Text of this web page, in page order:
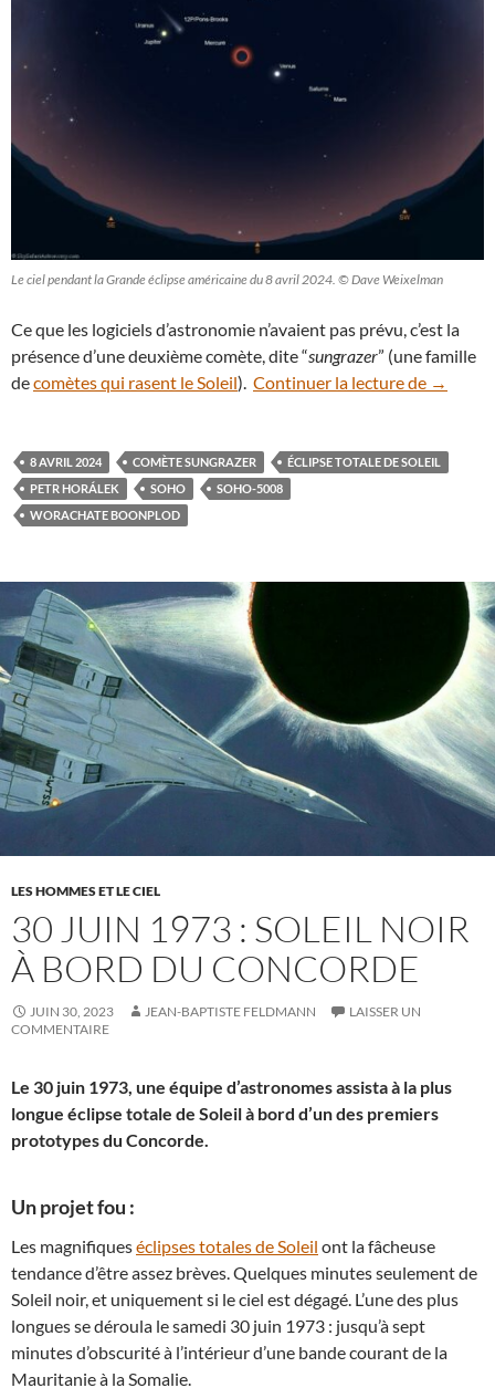
Le ciel pendant la Grande éclipse américaine du 8 avril 2024. © Dave Weixelman
Ce que les logiciels d’astronomie n’avaient pas prévu, c’est la
présence d’une deuxième comète, dite “sungrazer” (une famille
decomètes qui rasent le Soleil). Continuer la lecture de Une
→
8 AVRIL 2024 COMÈTE SUNGRAZER
ÉCLIPSE TOTALE DE SOLEIL
PETR HORÁLEK
SOHO
SOHO-5008
WORACHATE BOONPLOD
LES HOMMES ET LE CIEL
30 JUIN 1973 : SOLEIL NOIR
À BORD DU CONCORDE
JUIN 30, 2023 JEAN-BAPTISTE FELDMANN
LAISSER UN
COMMENTAIRE
Le 30 juin 1973, une équipe d’astronomes assista à la plus
longue éclipse totale de Soleil à bord d’un des premiers
prototypes du Concorde.
Un projet fou :
Les magnifiqueséclipses totales de Soleil ont la fâcheuse
tendance d’être assez brèves. Quelques minutes seulement de
Soleil noir, et uniquement si le ciel est dégagé. L’une des plus
longues se déroula le samedi 30 juin 1973 : jusqu’à sept
minutes d’obscurité à l’intérieur d’une bande courant de la
Mauritanie à la Somalie.